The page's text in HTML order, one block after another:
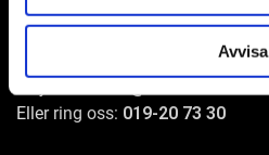
Avvisa
Undrar du över något?
Eller ring oss: 019-20 73 30